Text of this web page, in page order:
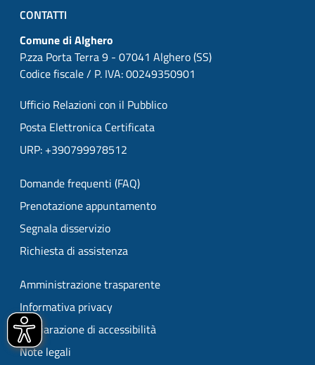
CONTATTI
Comune di Alghero
P.zza Porta Terra 9 - 07041 Alghero (SS)
Codice fiscale / P. IVA: 00249350901
Ufficio Relazioni con il Pubblico
Posta Elettronica Certificata
URP: +390799978512
Domande frequenti (FAQ)
Prenotazione appuntamento
Segnala disservizio
Richiesta di assistenza
Amministrazione trasparente
Informativa privacy
Dichiarazione di accessibilità
Note legali